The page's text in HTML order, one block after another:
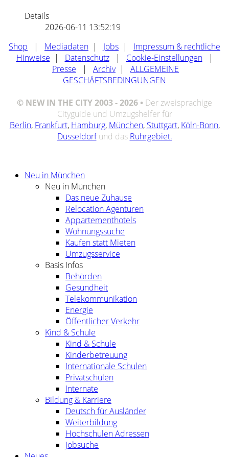
Details
2026-06-11 13:52:19
Shop | Mediadaten | Jobs | Impressum & rechtliche
Hinweise | Datenschutz | Cookie-Einstellungen
|
Presse | Archiv | ALLGEMEINE
GESCHÄFTSBEDINGUNGEN
© NEW IN THE CITY 2003 - 2026 • Der zweisprachige
Cityguide und Umzugshelfer für
Berlin, Frankfurt, Hamburg, München, Stuttgart, Köln-Bonn,
Düsseldorf und das Ruhrgebiet.
Neu in München
Neu in München
Das neue Zuhause
Relocation Agenturen
Appartementhotels
Wohnungssuche
Kaufen statt Mieten
Umzugsservice
Basis Infos
Behörden
Gesundheit
Telekommunikation
Energie
Öffentlicher Verkehr
Kind & Schule
Kind & Schule
Kinderbetreuung
Internationale Schulen
Privatschulen
Internate
Bildung & Karriere
Deutsch für Ausländer
Weiterbildung
Hochschulen Adressen
Jobsuche